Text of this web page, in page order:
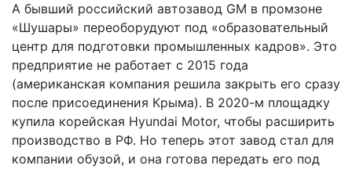
А бывший российский автозавод GM в промзоне
«Шушары» переоборудуют под «образовательный
центр для подготовки промышленных кадров». Это
предприятие не работает с 2015 года
(американская компания решила закрыть его сразу
после присоединения Крыма). В 2020-м площадку
купила корейская Hyundai Motor, чтобы расширить
производство в РФ. Но теперь этот завод стал для
компании обузой, и она готова передать его под